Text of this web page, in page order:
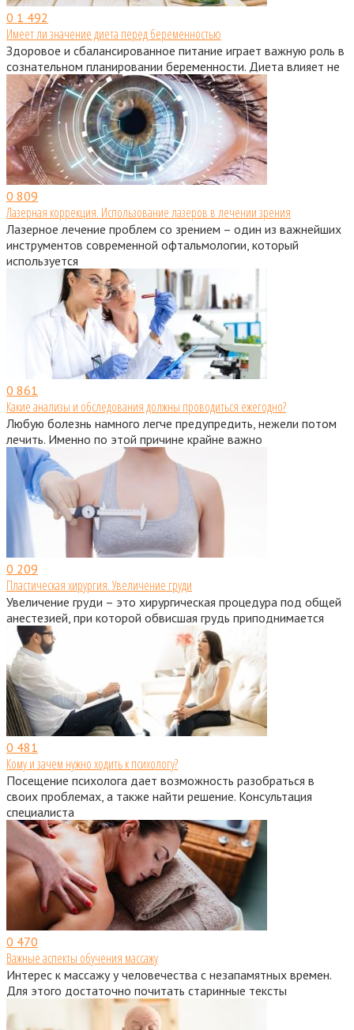
0 1 492
Имеет ли значение диета перед беременностью
Здоровое и сбалансированное питание играет важную роль в
сознательном планировании беременности. Диета влияет не
0 809
Лазерная коррекция. Использование лазеров в лечении зрения
Лазерное лечение проблем со зрением – один из важнейших
инструментов современной офтальмологии, который
используется
0 861
Какие анализы и обследования должны проводиться ежегодно?
Любую болезнь намного легче предупредить, нежели потом
лечить. Именно по этой причине крайне важно
0 209
Пластическая хирургия. Увеличение груди
Увеличение груди – это хирургическая процедура под общей
анестезией, при которой обвисшая грудь приподнимается
0 481
Кому и зачем нужно ходить к психологу?
Посещение психолога дает возможность разобраться в
своих проблемах, а также найти решение. Консультация
специалиста
0 470
Важные аспекты обучения массажу
Интерес к массажу у человечества с незапамятных времен.
Для этого достаточно почитать старинные тексты